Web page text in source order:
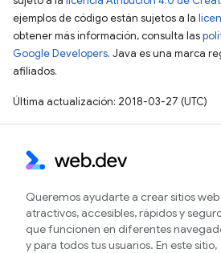
ejemplos de código están sujetos a la
obtener más información, consulta las
Google Developers. Java es una marca
afiliados.
Última actualización: 2018-03-27 (UTC)
Queremos ayudarte a crear sitios web
atractivos, accesibles, rápidos y
que funcionen en diferentes
y para todos tus usuarios. En este sitio,